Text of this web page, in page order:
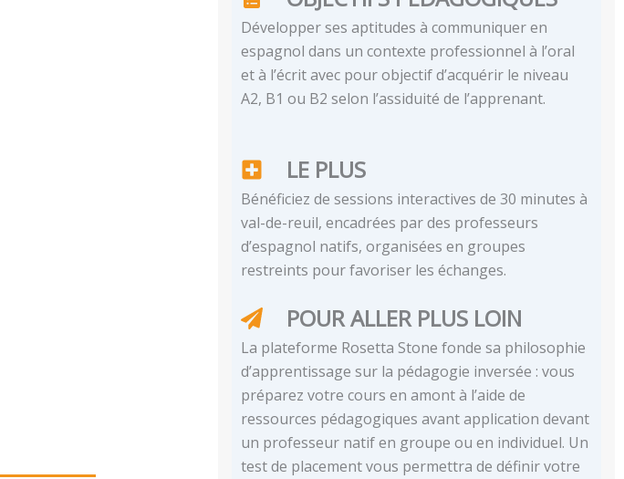
Développer ses aptitudes à communiquer en
espagnol dans un contexte professionnel à l’oral
et à l’écrit avec pour objectif d’acquérir le niveau
A2, B1 ou B2 selon l’assiduité de l’apprenant.
LE PLUS
Bénéficiez de sessions interactives de 30 minutes à
val-de-reuil, encadrées par des professeurs
d’espagnol natifs, organisées en groupes
restreints pour favoriser les échanges.
POUR ALLER PLUS LOIN
La plateforme Rosetta Stone fonde sa philosophie
d’apprentissage sur la pédagogie inversée : vous
préparez votre cours en amont à l’aide de
ressources pédagogiques avant application devant
un professeur natif en groupe ou en individuel. Un
test de placement vous permettra de définir votre